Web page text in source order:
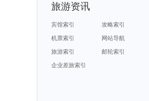
旅游资讯
宾馆索引
攻略索引
机票索引
网站导航
旅游索引
邮轮索引
企业差旅索引